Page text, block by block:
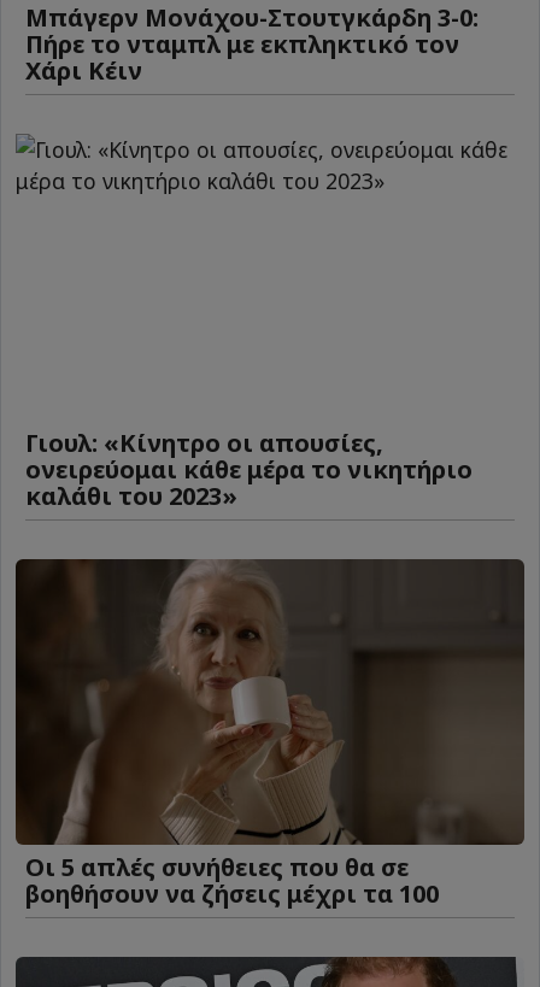
Μπάγερν Μονάχου-Στουτγκάρδη 3-0:
Πήρε το νταμπλ με εκπληκτικό τον
Χάρι Κέιν
Γιουλ: «Κίνητρο οι απουσίες,
ονειρεύομαι κάθε μέρα το νικητήριο
καλάθι του 2023»
Οι 5 απλές συνήθειες που θα σε
βοηθήσουν να ζήσεις μέχρι τα 100